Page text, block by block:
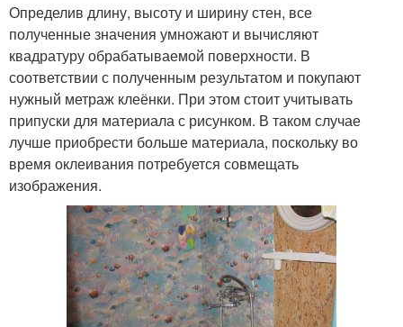
Определив длину, высоту и ширину стен, все
полученные значения умножают и вычисляют
квадратуру обрабатываемой поверхности. В
соответствии с полученным результатом и покупают
нужный метраж клеёнки. При этом стоит учитывать
припуски для материала с рисунком. В таком случае
лучше приобрести больше материала, поскольку во
время оклеивания потребуется совмещать
изображения.